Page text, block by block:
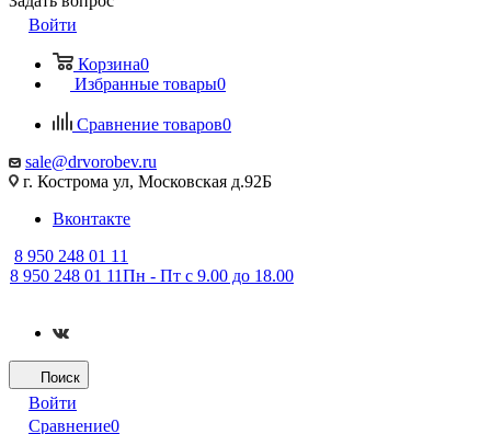
Войти
Корзина0
Избранные товары0
Сравнение товаров0
sale@drvorobev.ru
г. Кострома ул, Московская д.92Б
Вконтакте
8 950 248 01 11
8 950 248 01 11Пн - Пт с 9.00 до 18.00
Поиск
Войти
Сравнение0